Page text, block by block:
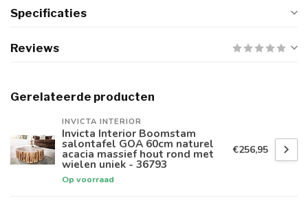
Specificaties
Reviews
Gerelateerde producten
INVICTA INTERIOR
Invicta Interior Boomstam
salontafel GOA 60cm naturel
acacia massief hout rond met
wielen uniek - 36793
Op voorraad
€256,95